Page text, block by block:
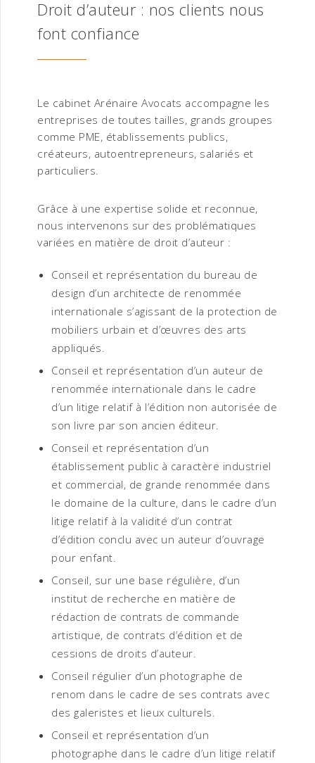
Droit d’auteur : nos clients nous
font confiance
Le cabinet Arénaire Avocats accompagne les
entreprises de toutes tailles, grands groupes
comme PME, établissements publics,
créateurs, autoentrepreneurs, salariés et
particuliers.
Grâce à une expertise solide et reconnue,
nous intervenons sur des problématiques
variées en matière de droit d’auteur :
Conseil et représentation du bureau de
design d’un architecte de renommée
internationale s’agissant de la protection de
mobiliers urbain et d’œuvres des arts
appliqués.
Conseil et représentation d’un auteur de
renommée internationale dans le cadre
d’un litige relatif à l’édition non autorisée de
son livre par son ancien éditeur.
Conseil et représentation d’un
établissement public à caractère industriel
et commercial, de grande renommée dans
le domaine de la culture, dans le cadre d’un
litige relatif à la validité d’un contrat
d’édition conclu avec un auteur d’ouvrage
pour enfant.
Conseil, sur une base régulière, d’un
institut de recherche en matière de
rédaction de contrats de commande
artistique, de contrats d’édition et de
cessions de droits d’auteur.
Conseil régulier d’un photographe de
renom dans le cadre de ses contrats avec
des galeristes et lieux culturels.
Conseil et représentation d’un
photographe dans le cadre d’un litige relatif